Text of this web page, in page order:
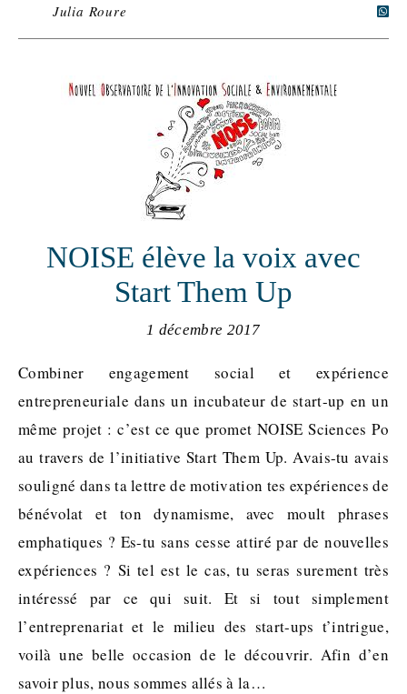
Julia Roure
NOISE élève la voix avec
Start Them Up
1 décembre 2017
Combiner engagement social et expérience
entrepreneuriale dans un incubateur de start-up en un
même projet : c’est ce que promet NOISE Sciences Po
au travers de l’initiative Start Them Up. Avais-tu avais
souligné dans ta lettre de motivation tes expériences de
bénévolat et ton dynamisme, avec moult phrases
emphatiques ? Es-tu sans cesse attiré par de nouvelles
expériences ? Si tel est le cas, tu seras surement très
intéressé par ce qui suit. Et si tout simplement
l’entreprenariat et le milieu des start-ups t’intrigue,
voilà une belle occasion de le découvrir. Afin d’en
savoir plus, nous sommes allés à la…